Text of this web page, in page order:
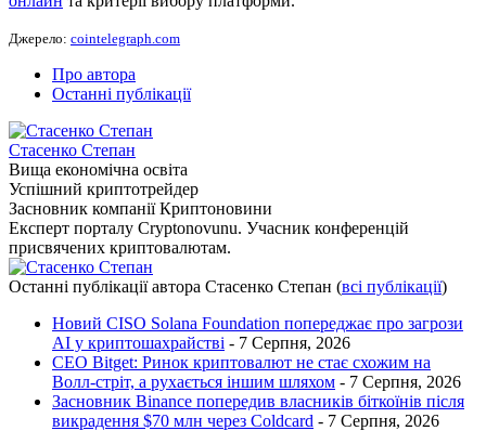
Джерело: cointelegraph.com
Про автора
Останні публікації
Стасенко Степан
Вища економічна освіта
Успішний криптотрейдер
Засновник компанії Криптоновини
Експерт порталу Cryptonovunu. Учасник конференцій
присвячених криптовалютам.
Останні публікації автора Стасенко Степан (всі публікації)
Новий CISO Solana Foundation попереджає про загрози
AI у криптошахрайстві - 7 Серпня, 2026
CEO Bitget: Ринок криптовалют не стає схожим на
Волл-стріт, а рухається іншим шляхом - 7 Серпня, 2026
Засновник Binance попередив власників біткоїнів після
викрадення $70 млн через Coldcard - 7 Серпня, 2026